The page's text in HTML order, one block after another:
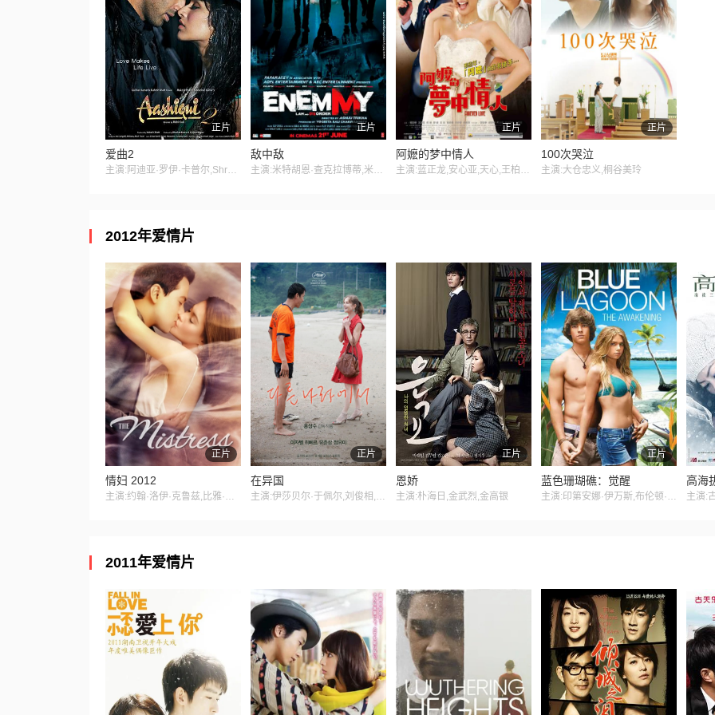
正片
爱曲2
主演:阿迪亚·罗伊·卡普尔,Shraddha,Kapoor,Shaad,Randhawa
正片
敌中敌
主演:米特胡恩·查克拉博蒂,米莫·查克拉博蒂,尤维卡·乔杜里
正片
阿嬷的梦中情人
主演:蓝正龙,安心亚,天心,王柏杰,龙劭华,沈海蓉,廖峻,侯彦西,李亦捷
正片
100次哭泣
主演:大仓忠义,桐谷美玲
2012年爱情片
正片
情妇 2012
主演:约翰·洛伊·克鲁兹,比雅·阿隆佐,罗纳尔多·巴尔德斯
正片
在异国
主演:伊莎贝尔·于佩尔,刘俊相,郑裕美,文素利,尹汝贞,文成根,权海骁
正片
恩娇
主演:朴海日,金武烈,金高银
正片
蓝色珊瑚礁：觉醒
主演:印第安娜·伊万斯,布伦顿·思韦茨,丹妮丝·理查兹,克里斯托弗·阿特金斯
高海
2011年爱情片